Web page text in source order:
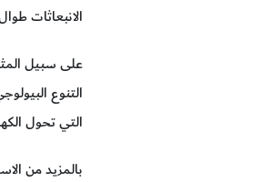
الانبعاثات
على سبيل
التي تحول
بالمزيد من